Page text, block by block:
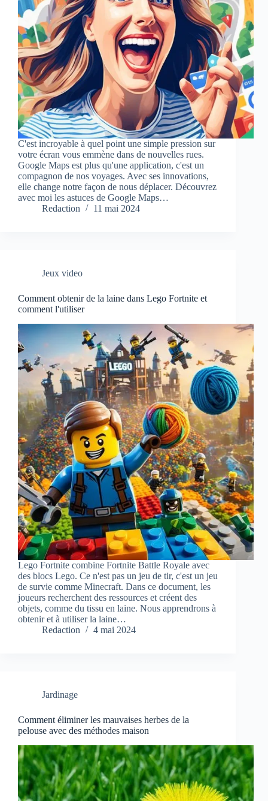
C'est incroyable à quel point une simple pression sur
votre écran vous emmène dans de nouvelles rues.
Google Maps est plus qu'une application, c'est un
compagnon de nos voyages. Avec ses innovations,
elle change notre façon de nous déplacer. Découvrez
avec moi les astuces de Google Maps…
Redaction
11 mai 2024
Jeux video
Comment obtenir de la laine dans Lego Fortnite et
comment l'utiliser
Lego Fortnite combine Fortnite Battle Royale avec
des blocs Lego. Ce n'est pas un jeu de tir, c'est un jeu
de survie comme Minecraft. Dans ce document, les
joueurs recherchent des ressources et créent des
objets, comme du tissu en laine. Nous apprendrons à
obtenir et à utiliser la laine…
Redaction
4 mai 2024
Jardinage
Comment éliminer les mauvaises herbes de la
pelouse avec des méthodes maison